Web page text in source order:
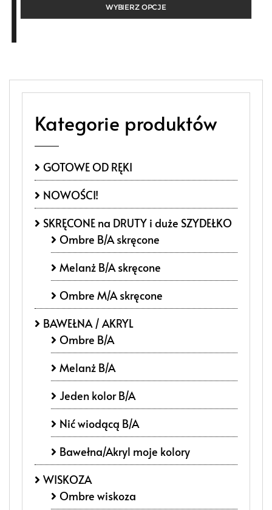
do
WYBIERZ OPCJE
Kategorie produktów
GOTOWE OD RĘKI
NOWOŚCI!
SKRĘCONE na DRUTY i duże SZYDEŁKO
Ombre B/A skręcone
Melanż B/A skręcone
Ombre M/A skręcone
BAWEŁNA / AKRYL
Ombre B/A
Melanż B/A
Jeden kolor B/A
Nić wiodącą B/A
Bawełna/Akryl moje kolory
WISKOZA
Ombre wiskoza